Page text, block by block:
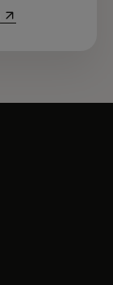
se abre en una